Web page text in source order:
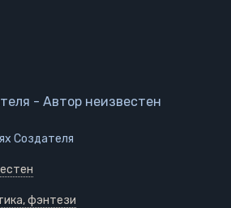
- Автор неизвестен
Создателя
фэнтези